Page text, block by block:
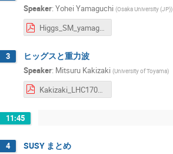
Speaker: Yohei Yamaguchi (Osaka University (JP))
Higgs_SM_yamaguchi.pdf
3 ヒッグスと重力波
Speaker: Mitsuru Kakizaki (University of Toyama)
Kakizaki_LHC170407v4.pdf
11:45
4 SUSY まとめ